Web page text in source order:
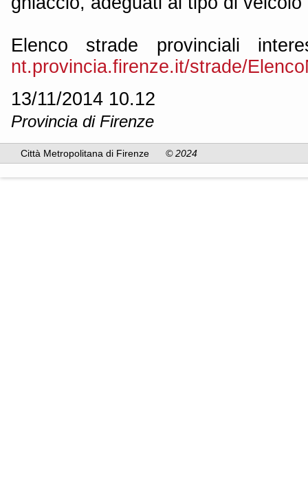
Elenco strade provinciali
nt.provincia.firenze.it/strade/
13/11/2014 10.12
Provincia di Firenze
Città Metropolitana di Firenze © 2024